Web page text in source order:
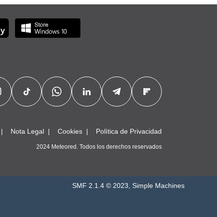
Nota Legal Cookies Política de Privacidad
2024 Meteored. Todos los derechos reservados
SMF 2.1.4 © 2023, Simple Machines